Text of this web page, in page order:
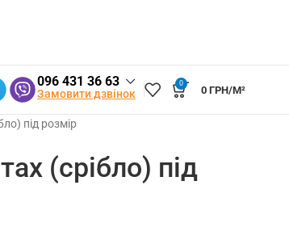
096 431 36 63
Замовити дзвінок
0
0 ГРН/М²
пiд розмiр
(срібло) пiд